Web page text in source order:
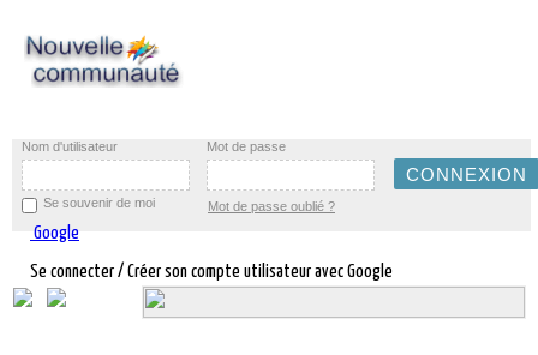
Nom d'utilisateur Mot de passe
Se souvenir de moi Mot de passe oublié ?
Google
Se connecter / Créer son compte utilisateur avec Google